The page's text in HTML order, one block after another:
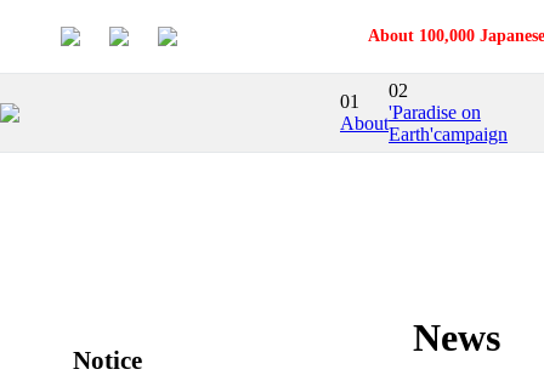
About 100,000
01
About
02
'Paradise on
Earth'campaign
Notice
News